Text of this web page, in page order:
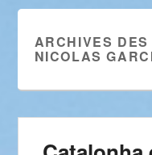
ARCHIVES
NICOLAS